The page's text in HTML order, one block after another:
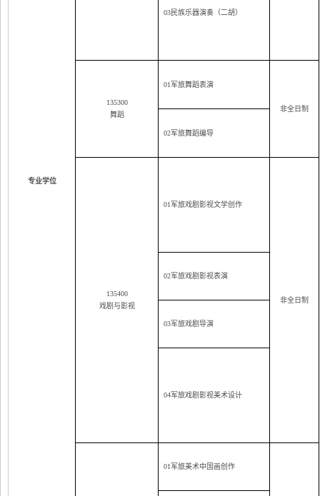
专业学位
03民族乐器演奏（二胡）
135300
舞蹈
01军旅舞蹈表演
非全日制
02军旅舞蹈编导
135400
戏剧与影视
01军旅戏剧影视文学创作
非全日制
02军旅戏剧影视表演
03军旅戏剧导演
04军旅戏剧影视美术设计
01军旅美术中国画创作